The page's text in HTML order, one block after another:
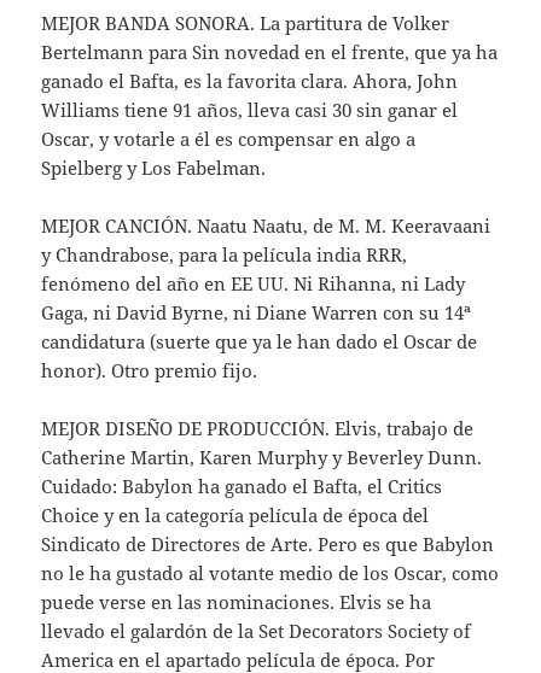
MEJOR BANDA SONORA. La partitura de Volker
Bertelmann para Sin novedad en el frente, que ya ha
ganado el Bafta, es la favorita clara. Ahora, John
Williams tiene 91 años, lleva casi 30 sin ganar el
Oscar, y votarle a él es compensar en algo a
Spielberg y Los Fabelman.
MEJOR CANCIÓN. Naatu Naatu, de M. M. Keeravaani
y Chandrabose, para la película india RRR,
fenómeno del año en EE UU. Ni Rihanna, ni Lady
Gaga, ni David Byrne, ni Diane Warren con su 14ª
candidatura (suerte que ya le han dado el Oscar de
honor). Otro premio fijo.
MEJOR DISEÑO DE PRODUCCIÓN. Elvis, trabajo de
Catherine Martin, Karen Murphy y Beverley Dunn.
Cuidado: Babylon ha ganado el Bafta, el Critics
Choice y en la categoría película de época del
Sindicato de Directores de Arte. Pero es que Babylon
no le ha gustado al votante medio de los Oscar, como
puede verse en las nominaciones. Elvis se ha
llevado el galardón de la Set Decorators Society of
America en el apartado película de época. Por